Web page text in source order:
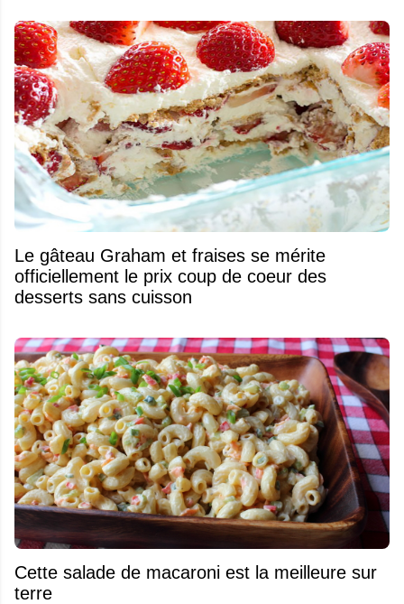
Le gâteau Graham et fraises se mérite
officiellement le prix coup de coeur des
desserts sans cuisson
Cette salade de macaroni est la meilleure sur
terre